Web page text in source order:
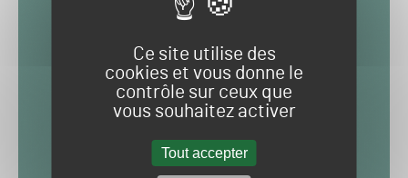
Ce site utilise des
cookies et vous donne le
contrôle sur ceux que
vous souhaitez activer
Tout accepter